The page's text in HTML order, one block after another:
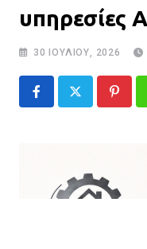
υπηρεσίες
30 ΙΟΥΛΊΟΥ, 2026